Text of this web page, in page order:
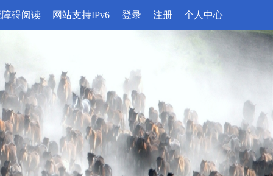
障碍阅读 网站支持IPv6 登录 | 注册 个人中心